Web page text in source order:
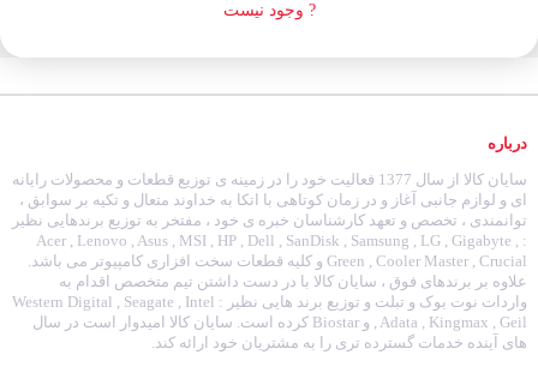
? وجود نیست
درباره
سایان کالا از سال 1377 فعالیت خود را در زمینه ی توزیع قطعات و محصولات رایانه
ای و لوازم جانبی آغاز و در زمان کوتاهی با اتکا به خداوند متعال و تکیه بر سوابق ،
توانمندی ، تخصص و تعهد کارشناسان خبره ی خود ، مفتخر به توزیع برندهایی نظیر
: Acer , Lenovo , Asus , MSI , HP , Dell , SanDisk , Samsung , LG , Gigabyte ,
Green , Cooler Master , Crucial و کلیه قطعات سخت افزاری کامپیوتر می باشد.
علاوه بر برندهای فوق ، سایان کالا با در دست داشتن تیم متخصص اقدام به
واردات نوت بوک و تبلت و توزیع برند هایی نظیر : Western Digital , Seagate , Intel
, Adata , Kingmax , Geil و Biostar کرده است. سایان کالا امیدوار است در سال
های آینده خدمات گسترده تری را به مشتریان خود ارائه کند.